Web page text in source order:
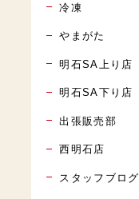
冷凍
やまがた
明石SA上り店
明石SA下り店
出張販売部
西明石店
スタッフブログ